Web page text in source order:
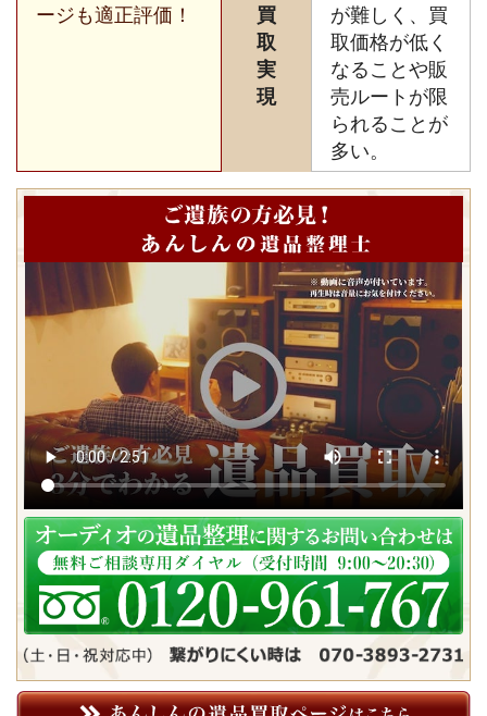
ージも適正評価！
買
取
実
現
が難しく、買
取価格が低く
なることや販
売ルートが限
られることが
多い。